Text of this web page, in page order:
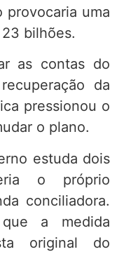
provocaria uma
bilhões.
as contas do
da
pressionou o
o plano.
estuda dois
o próprio
conciliadora.
a medida
original do